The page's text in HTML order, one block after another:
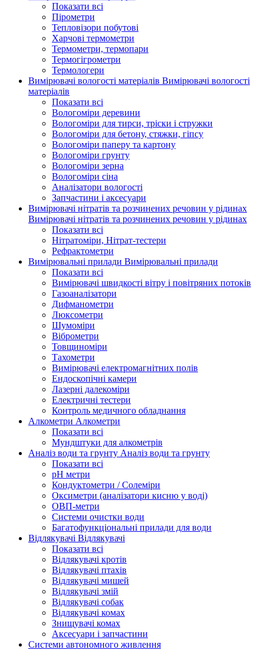
Показати всі
Пірометри
Тепловізори побутові
Харчові термометри
Термометри, термопари
Термогігрометри
Термологери
Вимірювачі вологості матеріалів Вимірювачі вологості
матеріалів
Показати всі
Вологоміри деревини
Вологоміри для тирси, тріски і стружки
Вологоміри для бетону, стяжки, гіпсу
Вологоміри паперу та картону
Вологоміри грунту
Вологоміри зерна
Вологоміри сіна
Аналізатори вологості
Запчастини і аксесуари
Вимірювачі нітратів та розчинених речовин у рідинах
Вимірювачі нітратів та розчинених речовин у рідинах
Показати всі
Нітратоміри, Нітрат-тестери
Рефрактометри
Вимірювальні прилади Вимірювальні прилади
Показати всі
Вимірювачі швидкості вітру і повітряних потоків
Газоаналізатори
Дифманометри
Люксометри
Шумоміри
Віброметри
Товщиноміри
Тахометри
Вимірювачі електромагнітних полів
Ендоскопічні камери
Лазерні далекоміри
Електричні тестери
Контроль медичного обладнання
Алкометри Алкометри
Показати всі
Мундштуки для алкометрів
Аналіз води та грунту Аналіз води та грунту
Показати всі
рН метри
Кондуктометри / Солеміри
Оксиметри (аналізатори кисню у воді)
ОВП-метри
Системи очистки води
Багатофункціональні прилади для води
Відлякувачі Відлякувачі
Показати всі
Відлякувачі кротів
Відлякувачі птахів
Відлякувачі мишей
Відлякувачі змій
Відлякувачі собак
Відлякувачі комах
Знищувачі комах
Аксесуари і запчастини
Системи автономного живлення